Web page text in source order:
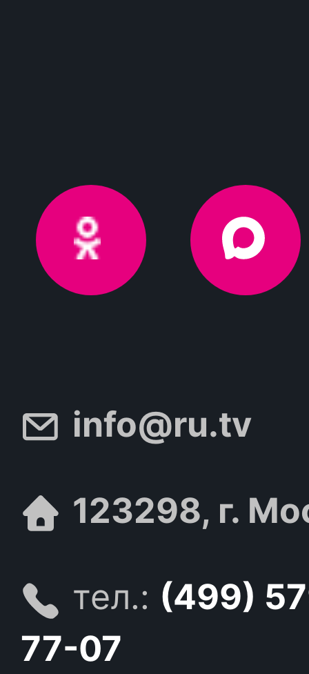
info@ru.tv
123298, г.
тел.: (499)
77-07